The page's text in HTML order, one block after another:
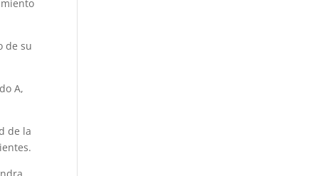
de su
A,
de la